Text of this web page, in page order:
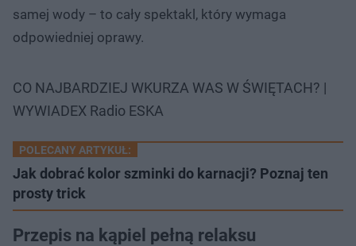
samej wody – to cały spektakl, który wymaga
odpowiedniej oprawy.
CO NAJBARDZIEJ WKURZA WAS W ŚWIĘTACH? |
WYWIADEX Radio ESKA
POLECANY ARTYKUŁ:
Jak dobrać kolor szminki do karnacji? Poznaj ten
prosty trick
Przepis na kąpiel pełną relaksu